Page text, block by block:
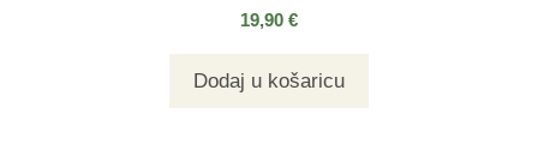
19,90 €
Dodaj u košaricu